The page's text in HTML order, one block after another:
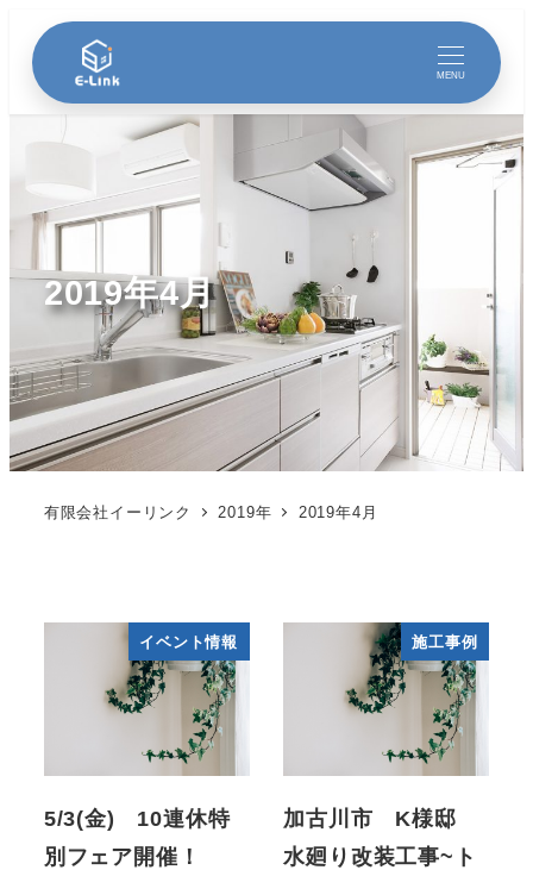
MENU
2019年4月
有限会社イーリンク 2019年 2019年4月
イベント情報
5/3(金) 10連休特
別フェア開催！
施工事例
加古川市 K様邸
水廻り改装工事~ト